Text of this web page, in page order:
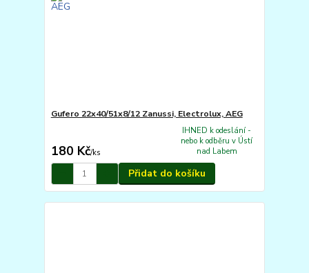
Gufero 22x40/51x8/12 Zanussi, Electrolux, AEG
180 Kč/ks
IHNED k odeslání -
nebo k odběru v Ústí
nad Labem
Přidat do košíku